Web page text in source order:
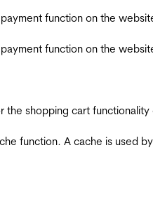
function on the
function on the
the shopping cart
function. A cache is used